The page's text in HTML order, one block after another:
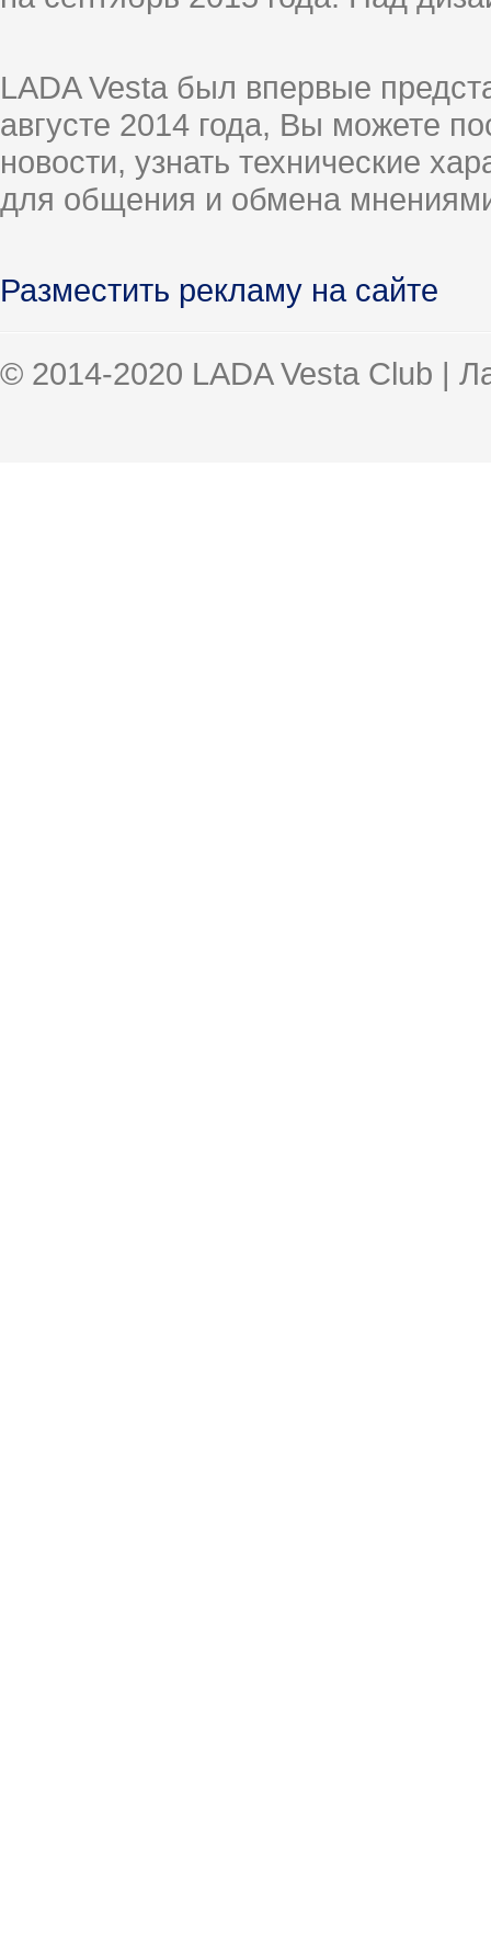
LADA Vesta был впервые
августе 2014 года, Вы можете
новости, узнать технические
для общения и обмена
Разместить рекламу на сайте
© 2014-2020 LADA Vesta Club |